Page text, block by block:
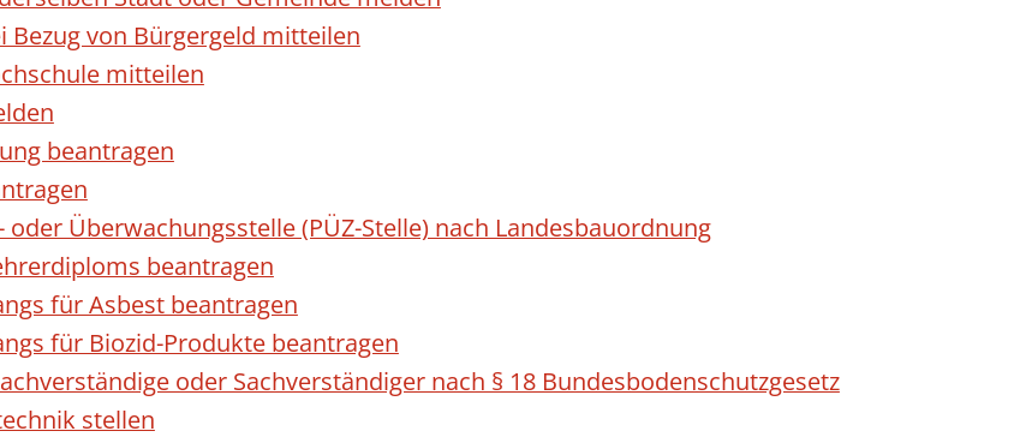
von Bürgergeld mitteilen
mitteilen
beantragen
Überwachungsstelle (PÜZ-Stelle) nach Landesbauordnung
beantragen
für Asbest beantragen
für Biozid-Produkte beantragen
oder Sachverständiger nach § 18 Bundesbodenschutzgesetz
stellen